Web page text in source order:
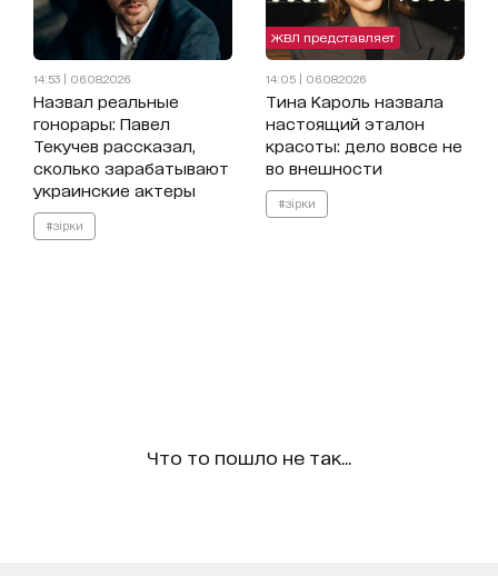
14:53 | 06.08.2026
Назвал реальные
гонорары: Павел
Текучев рассказал,
сколько зарабатывают
украинские актеры
#зірки
ЖВЛ представляет
14:05 | 06.08.2026
Тина Кароль назвала
настоящий эталон
красоты: дело вовсе не
во внешности
#зірки
Что то пошло не так...